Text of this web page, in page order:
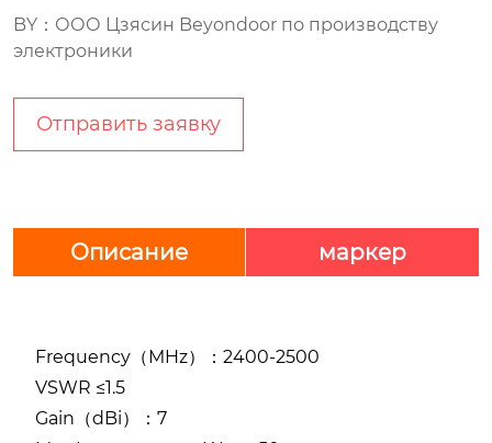
BY：ООО Цзясин Beyondoor по производству
электроники
Отправить заявку
Описание маркер
Frequency（MHz）：2400-2500
VSWR ≤1.5
Gain（dBi）：7